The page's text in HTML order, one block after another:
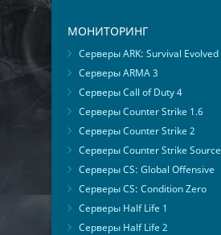
МОНИТОРИНГ
Серверы ARK: Survival Evolved
Серверы ARMA 3
Серверы Call of Duty 4
Серверы Counter Strike 1.6
Серверы Counter Strike 2
Серверы Counter Strike Source
Серверы CS: Global Offensive
Серверы CS: Condition Zero
Серверы Half Life 1
Серверы Half Life 2